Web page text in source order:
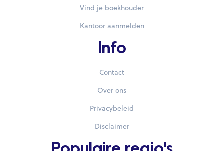
Vind je boekhouder
Kantoor aanmelden
Info
Contact
Over ons
Privacybeleid
Disclaimer